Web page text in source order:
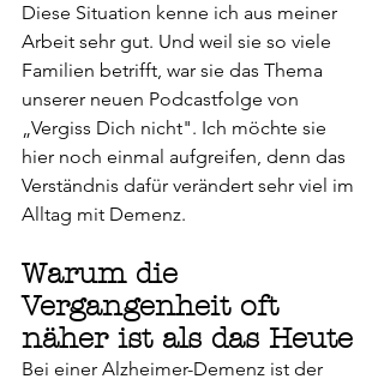
Diese Situation kenne ich aus meiner
Arbeit sehr gut. Und weil sie so viele
Familien betrifft, war sie das Thema
unserer neuen Podcastfolge von
„Vergiss Dich nicht". Ich möchte sie
hier noch einmal aufgreifen, denn das
Verständnis dafür verändert sehr viel im
Alltag mit Demenz.
Warum die
Vergangenheit oft
näher ist als das Heute
Bei einer Alzheimer-Demenz ist der